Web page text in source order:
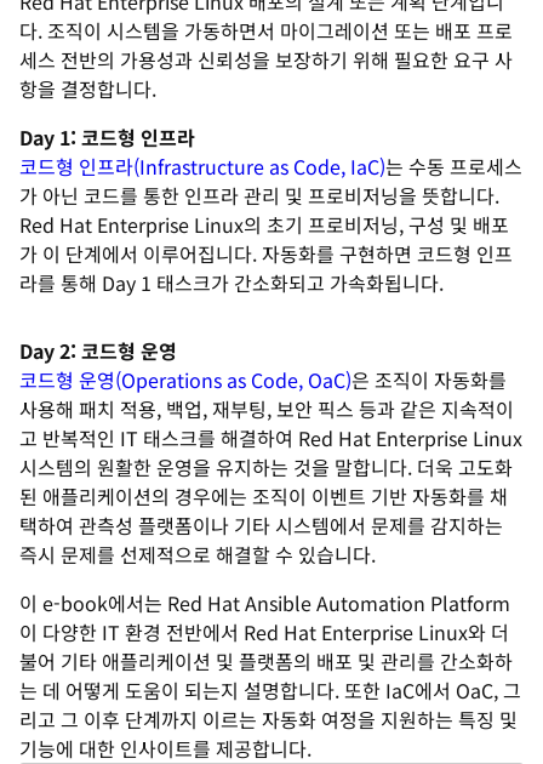
다. 조직이 시스템을 가동하면서 마이그레이션 또는 배포 프로
세스 전반의 가용성과 신뢰성을 보장하기 위해 필요한 요구 사
항을 결정합니다.
Day 1: 코드형 인프라
코드형 인프라(Infrastructure as Code, IaC)는 수동 프로세스
가 아닌 코드를 통한 인프라 관리 및 프로비저닝을 뜻합니다.
Red Hat Enterprise Linux의 초기 프로비저닝, 구성 및 배포
가 이 단계에서 이루어집니다. 자동화를 구현하면 코드형 인프
라를 통해 Day 1 태스크가 간소화되고 가속화됩니다.
Day 2: 코드형 운영
코드형 운영(Operations as Code, OaC)은 조직이 자동화를
사용해 패치 적용, 백업, 재부팅, 보안 픽스 등과 같은 지속적이
고 반복적인 IT 태스크를 해결하여 Red Hat Enterprise Linux
시스템의 원활한 운영을 유지하는 것을 말합니다. 더욱 고도화
된 애플리케이션의 경우에는 조직이 이벤트 기반 자동화를 채
택하여 관측성 플랫폼이나 기타 시스템에서 문제를 감지하는
즉시 문제를 선제적으로 해결할 수 있습니다.
이 e-book에서는 Red Hat Ansible Automation Platform
이 다양한 IT 환경 전반에서 Red Hat Enterprise Linux와 더
불어 기타 애플리케이션 및 플랫폼의 배포 및 관리를 간소화하
는 데 어떻게 도움이 되는지 설명합니다. 또한 IaC에서 OaC, 그
리고 그 이후 단계까지 이르는 자동화 여정을 지원하는 특징 및
기능에 대한 인사이트를 제공합니다.